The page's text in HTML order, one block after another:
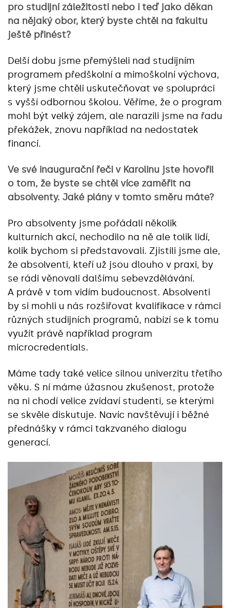
pro studijní záležitosti nebo i teď jako děkan
na nějaký obor, který byste chtěl na fakultu
ještě přinést?
Delší dobu jsme přemýšleli nad studijním
programem předškolní a mimoškolní výchova,
který jsme chtěli uskutečňovat ve spolupráci
s vyšší odbornou školou. Věříme, že o program
mohl být velký zájem, ale narazili jsme na řadu
překážek, znovu například na nedostatek
financí.
Ve své inaugurační řeči v Karolinu jste hovořil
o tom, že byste se chtěl více zaměřit na
absolventy. Jaké plány v tomto směru máte?
Pro absolventy jsme pořádali několik
kulturních akcí, nechodilo na ně ale tolik lidí,
kolik bychom si představovali. Zjistili jsme ale,
že absolventi, kteří už jsou dlouho v praxi, by
se rádi věnovali dalšímu sebevzdělávání.
A právě v tom vidím budoucnost. Absolventi
by si mohli u nás rozšiřovat kvalifikace v rámci
různých studijních programů, nabízí se k tomu
využít právě například program
microcredentials.
Máme tady také velice silnou univerzitu třetího
věku. S ní máme úžasnou zkušenost, protože
na ni chodí velice zvídaví studenti, se kterými
se skvěle diskutuje. Navíc navštěvují i běžné
přednášky v rámci takzvaného dialogu
generací.